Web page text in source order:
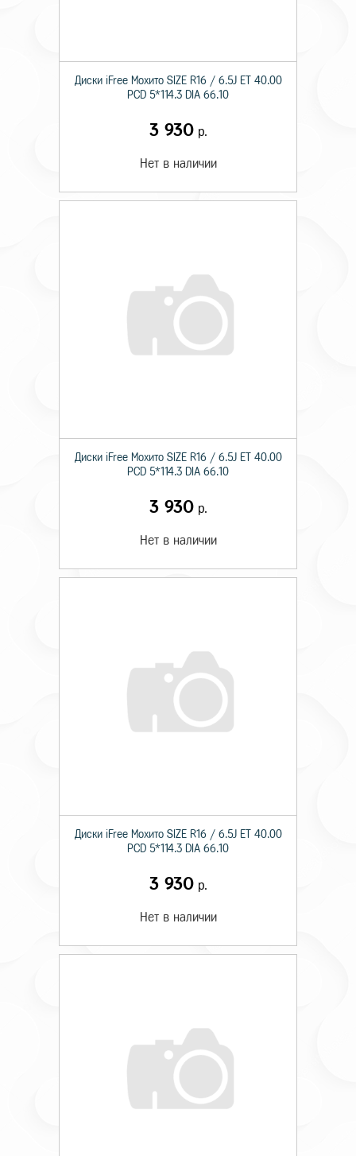
Диски iFree Мохито SIZE R16 / 6.5J ET 40.00
PCD 5*114.3 DIA 66.10
3 930р.
Нет в наличии
Диски iFree Мохито SIZE R16 / 6.5J ET 40.00
PCD 5*114.3 DIA 66.10
3 930р.
Нет в наличии
Диски iFree Мохито SIZE R16 / 6.5J ET 40.00
PCD 5*114.3 DIA 66.10
3 930р.
Нет в наличии